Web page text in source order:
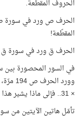
الحروف المقطّعة.
المقطّعة!
الحرف ق ورد في سورة ق 57 مرّة.
× 31.. فإلى ماذا يشير هذا النمط الرياضي؟
تأمّل هاتين الآيتين من